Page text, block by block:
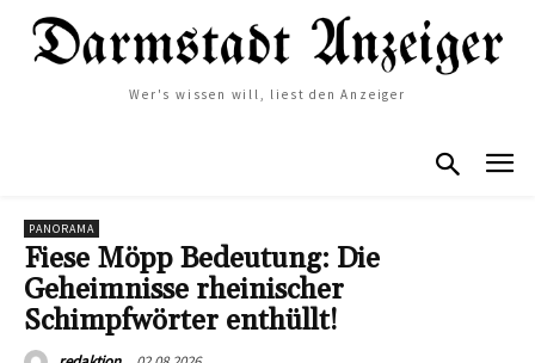
Wer's wissen will, liest den Anzeiger
PANORAMA
Fiese Möpp Bedeutung: Die
Geheimnisse rheinischer
Schimpfwörter enthüllt!